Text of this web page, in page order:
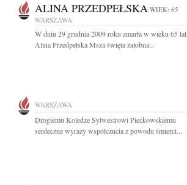
ALINA PRZEDPEŁSKA WIEK: 65
WARSZAWA
W dniu 29 grudnia 2009 roku zmarła w wieku 65 lat
Alina Przedpełska Msza święta żałobna...
WARSZAWA
Drogiemu Koledze Sylwestrowi Pieckowskiemu
serdeczne wyrazy współczucia z powodu śmierci...